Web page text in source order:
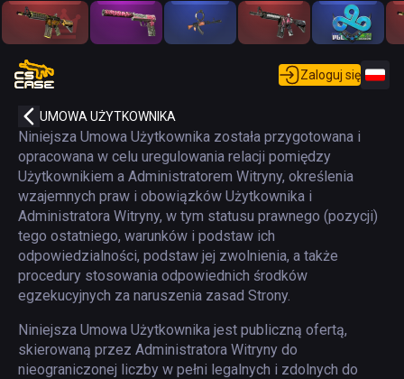
Zaloguj się
UMOWA UŻYTKOWNIKA
Niniejsza Umowa Użytkownika została przygotowana i
opracowana w celu uregulowania relacji pomiędzy
Użytkownikiem a Administratorem Witryny, określenia
wzajemnych praw i obowiązków Użytkownika i
Administratora Witryny, w tym statusu prawnego (pozycji)
tego ostatniego, warunków i podstaw ich
odpowiedzialności, podstaw jej zwolnienia, a także
procedury stosowania odpowiednich środków
egzekucyjnych za naruszenia zasad Strony.
Niniejsza Umowa Użytkownika jest publiczną ofertą,
skierowaną przez Administratora Witryny do
nieograniczonej liczby w pełni legalnych i zdolnych do